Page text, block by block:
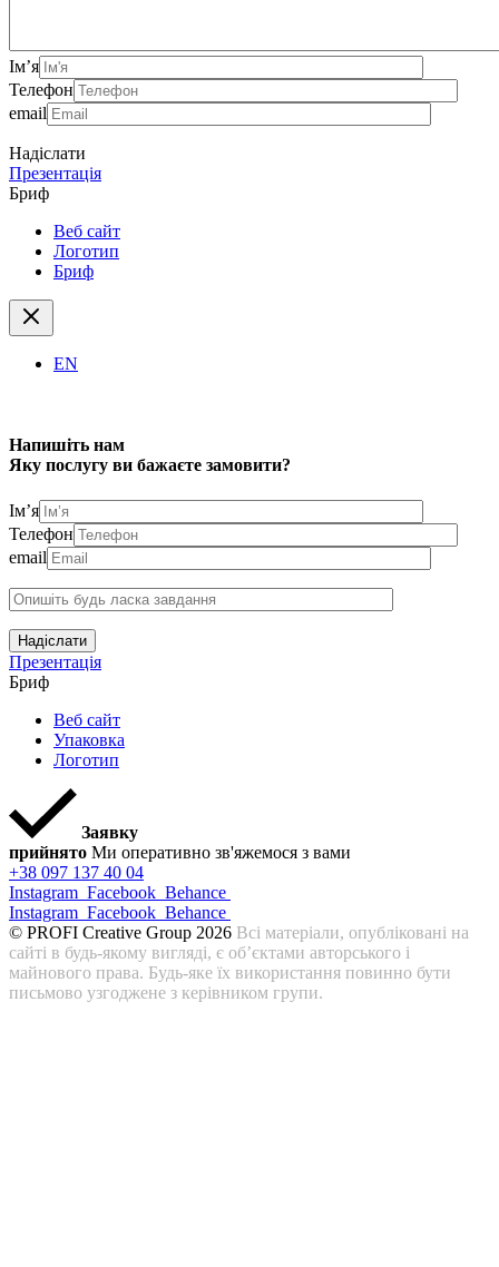
Ім’я
Телефон
email
Надіслати
Презентація
Бриф
Веб сайт
Логотип
Бриф
EN
Напишіть нам
Яку послугу ви бажаєте замовити?
Ім’я
Телефон
email
Надіслати
Презентація
Бриф
Веб сайт
Упаковка
Логотип
Заявку
прийнято Ми оперативно зв'яжемося з вами
+38 097 137 40 04
Instagram Facebook Behance
Instagram Facebook Behance
© PROFI Creative Group 2026 Всі матеріали, опубліковані на
сайті в будь-якому вигляді, є об’єктами авторського і
майнового права. Будь-яке їх використання повинно бути
письмово узгоджене з керівником групи.